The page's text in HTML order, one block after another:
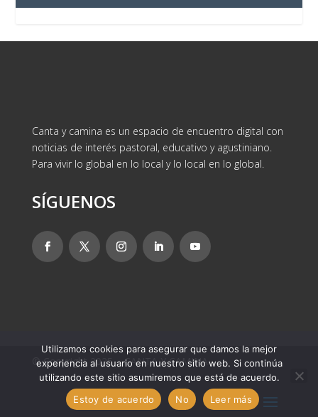
Canta y camina es un espacio de encuentro digital con
noticias de interés pastoral, educativo y agustiniano.
Para vivir lo global en lo local y lo local en lo global.
SÍGUENOS
© Copyright 2025 – CANTA Y CAMINA
Utilizamos cookies para asegurar que damos la mejor
experiencia al usuario en nuestro sitio web. Si continúa
utilizando este sitio asumiremos que está de acuerdo.
Estoy de acuerdo
No Leer más